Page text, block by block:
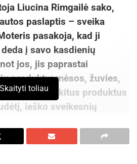
Liucina Rimgailė sako,
paslaptis – sveika
pasakoja, kad ji
į savo kasdienių
jos, jis paprastai
produktų: mėsos, žuvies,
Rinkdamasi kitus produktus
ieško sveikesnių
– kokybiško alyvuogių
Skaityti toliau